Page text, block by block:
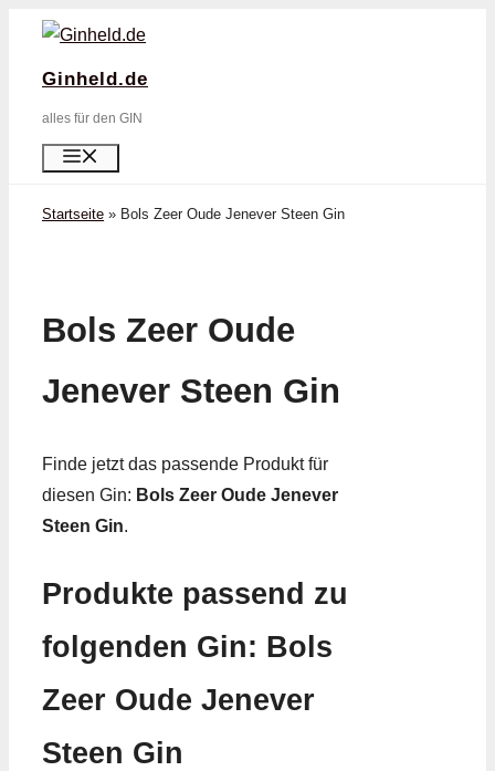
Zum
springen
Ginheld.de
alles für den GIN
Startseite » Bols Zeer Oude Jenever Steen Gin
Bols Zeer Oude
Jenever Steen Gin
Finde jetzt das passende Produkt für
diesen Gin: Bols Zeer Oude Jenever
Steen Gin.
Produkte passend zu
folgenden Gin: Bols
Zeer Oude Jenever
Steen Gin